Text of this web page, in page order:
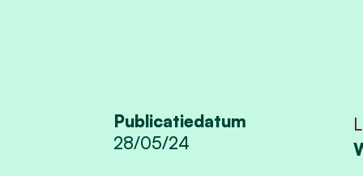
Publicatiedatum
28/05/24